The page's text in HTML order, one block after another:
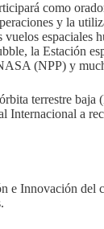
como
y la
espaciales
la Estación
(NPP) y
terrestre baja
Internacional a
e Innovación del